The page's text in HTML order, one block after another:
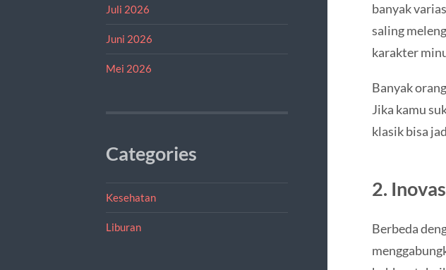
Juli 2026
Juni 2026
Mei 2026
Categories
Kesehatan
Liburan
banyak
saling
karakter
Banyak
Jika kamu
klasik bisa
2.
Berbeda